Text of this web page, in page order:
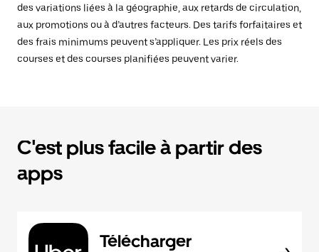
des variations liées à la géographie, aux retards de circulation,
aux promotions ou à d’autres facteurs. Des tarifs forfaitaires et
des frais minimums peuvent s’appliquer. Les prix réels des
courses et des courses planifiées peuvent varier.
C'est plus facile à partir des
apps
Télécharger